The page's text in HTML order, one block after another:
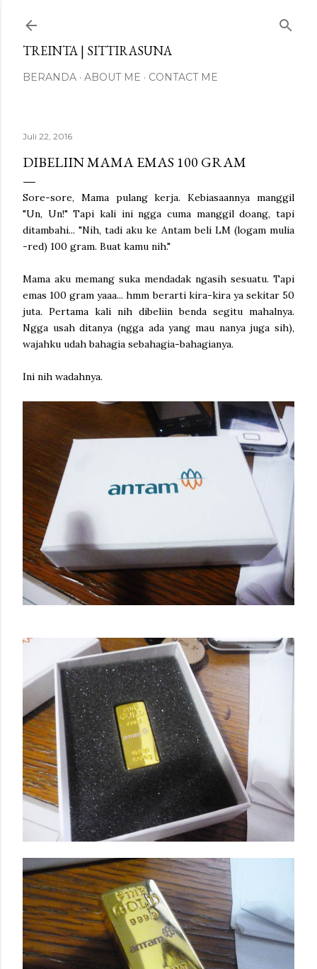
TREINTA | SITTIRASUNA
BERANDA ABOUT ME CONTACT ME
Juli 22, 2016
DIBELIIN MAMA EMAS 100 GRAM
Sore-sore, Mama pulang kerja. Kebiasaannya manggil
"Un, Un!" Tapi kali ini ngga cuma manggil doang, tapi
ditambahi... "Nih, tadi aku ke Antam beli LM (logam mulia
-red) 100 gram. Buat kamu nih."
Mama aku memang suka mendadak ngasih sesuatu. Tapi
emas 100 gram yaaa... hmm berarti kira-kira ya sekitar 50
juta. Pertama kali nih dibeliin benda segitu mahalnya.
Ngga usah ditanya (ngga ada yang mau nanya juga sih),
wajahku udah bahagia sebahagia-bahagianya.
Ini nih wadahnya.